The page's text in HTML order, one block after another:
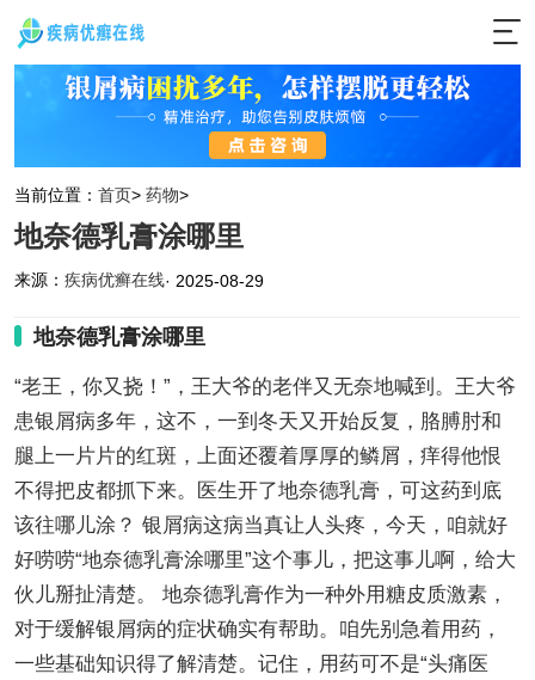
当前位置： 首页> 药物>
地奈德乳膏涂哪里
来源： 疾病优癣在线· 2025-08-29
地奈德乳膏涂哪里
“老王，你又挠！”，王大爷的老伴又无奈地喊到。王大爷
患银屑病多年，这不，一到冬天又开始反复，胳膊肘和
腿上一片片的红斑，上面还覆着厚厚的鳞屑，痒得他恨
不得把皮都抓下来。医生开了地奈德乳膏，可这药到底
该往哪儿涂？ 银屑病这病当真让人头疼，今天，咱就好
好唠唠“地奈德乳膏涂哪里”这个事儿，把这事儿啊，给大
伙儿掰扯清楚。 地奈德乳膏作为一种外用糖皮质激素，
对于缓解银屑病的症状确实有帮助。咱先别急着用药，
一些基础知识得了解清楚。记住，用药可不是“头痛医